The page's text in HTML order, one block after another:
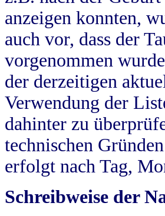
anzeigen konnten,
auch vor, dass der
vorgenommen
der derzeitigen
Verwendung der
dahinter zu
technischen
erfolgt nach Tag,
Schreibweise der